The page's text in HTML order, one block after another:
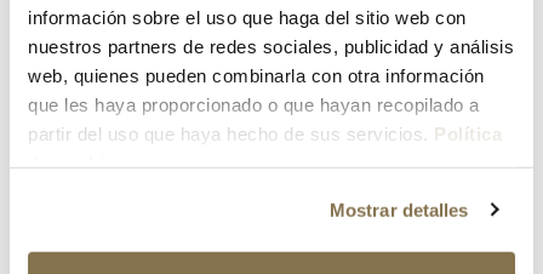
información sobre el uso que haga del sitio web con
nuestros partners de redes sociales, publicidad y análisis
web, quienes pueden combinarla con otra información
que les haya proporcionado o que hayan recopilado a
partir del uso que haya hecho de sus servicios. Política
Mostrar detalles
¿Has olvidado tu contraseña?